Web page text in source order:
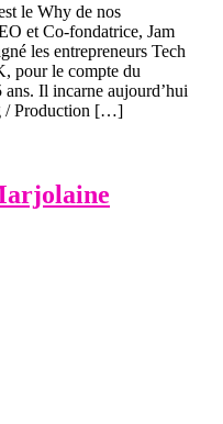
le Why de nos
et Co-fondatrice, Jam
les entrepreneurs Tech
pour le compte du
Il incarne aujourd’hui
/ Production […]